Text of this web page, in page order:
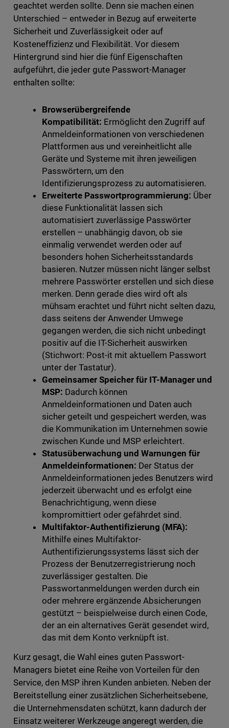
geachtet werden sollte. Denn sie machen einen
Unterschied – entweder in Bezug auf erweiterte
Sicherheit und Zuverlässigkeit oder auf
Kosteneffizienz und Flexibilität. Vor diesem
Hintergrund sind hier die fünf Eigenschaften
aufgeführt, die jeder gute Passwort-Manager
enthalten sollte:
Browserübergreifende
Kompatibilität: Ermöglicht den Zugriff auf
Anmeldeinformationen von verschiedenen
Plattformen aus und vereinheitlicht alle
Geräte und Systeme mit ihren jeweiligen
Passwörtern, um den
Identifizierungsprozess zu automatisieren.
Erweiterte Passwortprogrammierung: Über
diese Funktionalität lassen sich
automatisiert zuverlässige Passwörter
erstellen – unabhängig davon, ob sie
einmalig verwendet werden oder auf
besonders hohen Sicherheitsstandards
basieren. Nutzer müssen nicht länger selbst
mehrere Passwörter erstellen und sich diese
merken. Denn gerade dies wird oft als
mühsam erachtet und führt nicht selten dazu,
dass seitens der Anwender Umwege
gegangen werden, die sich nicht unbedingt
positiv auf die IT-Sicherheit auswirken
(Stichwort: Post-it mit aktuellem Passwort
unter der Tastatur).
Gemeinsamer Speicher für IT-Manager und
MSP: Dadurch können
Anmeldeinformationen und Daten auch
sicher geteilt und gespeichert werden, was
die Kommunikation im Unternehmen sowie
zwischen Kunde und MSP erleichtert.
Statusüberwachung und Warnungen für
Anmeldeinformationen: Der Status der
Anmeldeinformationen jedes Benutzers wird
jederzeit überwacht und es erfolgt eine
Benachrichtigung, wenn diese
kompromittiert oder gefährdet sind.
Multifaktor-Authentifizierung (MFA):
Mithilfe eines Multifaktor-
Authentifizierungssystems lässt sich der
Prozess der Benutzerregistrierung noch
zuverlässiger gestalten. Die
Passwortanmeldungen werden durch ein
oder mehrere ergänzende Absicherungen
gestützt – beispielweise durch einen Code,
der an ein alternatives Gerät gesendet wird,
das mit dem Konto verknüpft ist.
Kurz gesagt, die Wahl eines guten Passwort-
Managers bietet eine Reihe von Vorteilen für den
Service, den MSP ihren Kunden anbieten. Neben der
Bereitstellung einer zusätzlichen Sicherheitsebene,
die Unternehmensdaten schützt, kann dadurch der
Einsatz weiterer Werkzeuge angeregt werden, die